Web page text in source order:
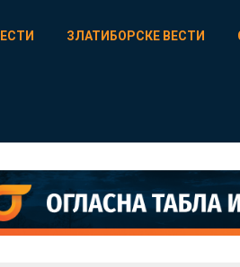
ЗЛАТИБОРСКЕ ВЕСТИ